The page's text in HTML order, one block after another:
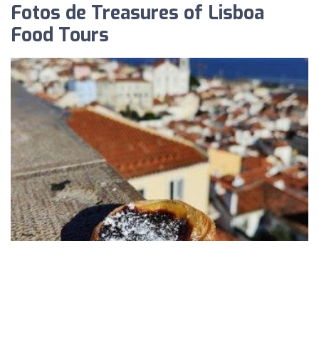
Fotos de Treasures of Lisboa
Food Tours